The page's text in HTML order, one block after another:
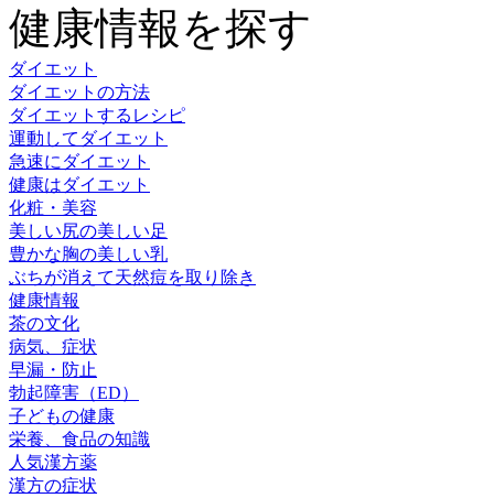
健康情報を探す
ダイエット
ダイエットの方法
ダイエットするレシピ
運動してダイエット
急速にダイエット
健康はダイエット
化粧・美容
美しい尻の美しい足
豊かな胸の美しい乳
ぶちが消えて天然痘を取り除き
健康情報
茶の文化
病気、症状
早漏・防止
勃起障害（ED）
子どもの健康
栄養、食品の知識
人気漢方薬
漢方の症状